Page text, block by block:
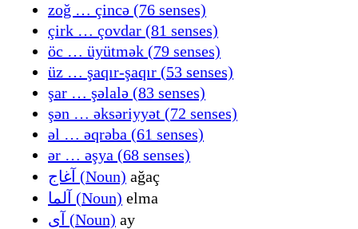
zoğ … çincə (76 senses)
çirk … çоvdаr (81 senses)
öc … üyütmək (79 senses)
üz … şaqır-şaqır (53 senses)
şar … şəlalə (83 senses)
şən … əksəriyyət (72 senses)
əl … əqrəba (61 senses)
ər … əşya (68 senses)
آغاج (Noun) ağaç
آلما (Noun) elma
آی (Noun) ay